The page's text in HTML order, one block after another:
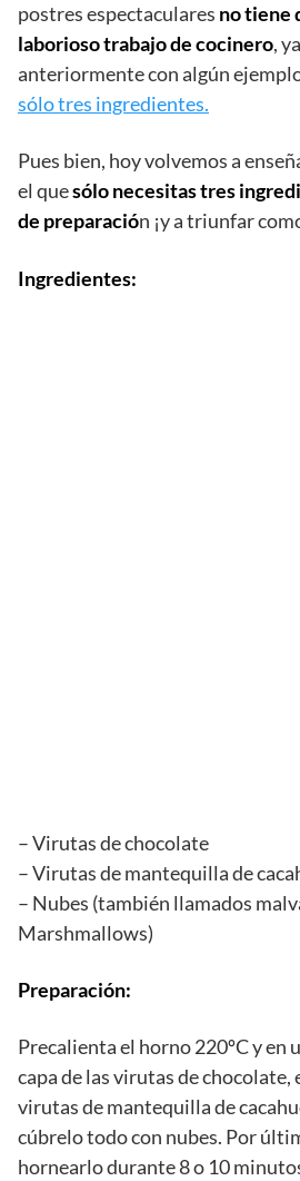
postres espectaculares no tiene
laborioso trabajo de cocinero,
anteriormente con algún
sólo tres ingredientes.
Pues bien, hoy volvemos a
el quesólo necesitas tres
de preparación ¡y a triunfar
Ingredientes:
– Virutas de chocolate
– Virutas de mantequilla de
– Nubes (también llamados
Marshmallows)
Preparación:
Precalienta el horno 220ºC y en
capa de las virutas de chocolate,
virutas de mantequilla de
cúbrelo todo con nubes. Por
hornearlo durante 8 o 10